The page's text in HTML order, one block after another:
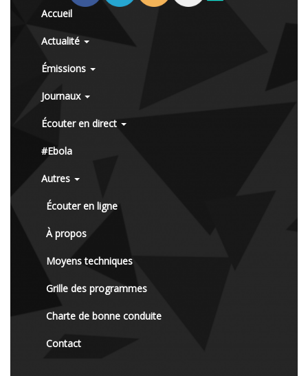
Accueil
Actualité
Émissions
Journaux
Écouter en direct
#Ebola
Autres
Écouter en ligne
À propos
Moyens techniques
Grille des programmes
Charte de bonne conduite
Contact